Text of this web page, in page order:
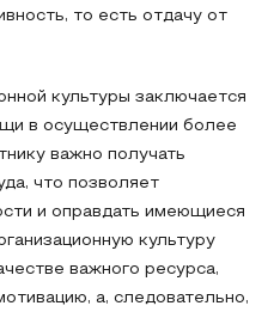
то есть отдачу от
культуры заключается
в осуществлении более
важно получать
что позволяет
и оправдать имеющиеся
культуру
важного ресурса,
а, следовательно,